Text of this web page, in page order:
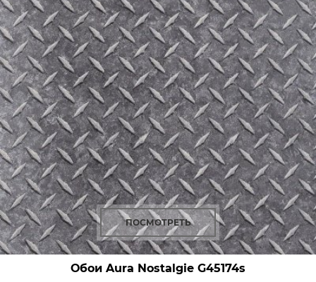
ПОСМОТРЕТЬ
Обои Aura Nostalgie G45174s